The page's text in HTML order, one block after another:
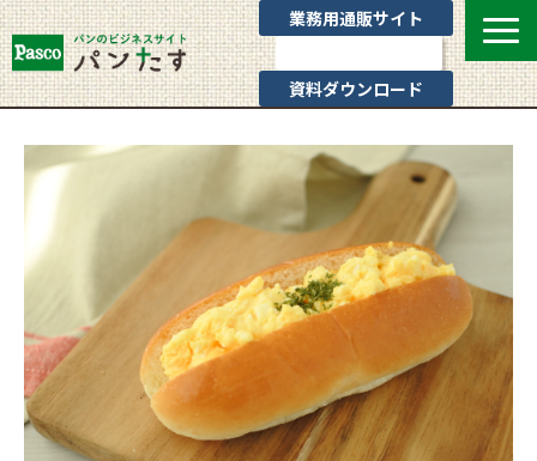
業務用通販サイト
資料ダウンロード
業態別提案
カテゴリ一覧
お役立ちブログ
Pascoのサポート
通販サイトのご案内
よくあるご質問